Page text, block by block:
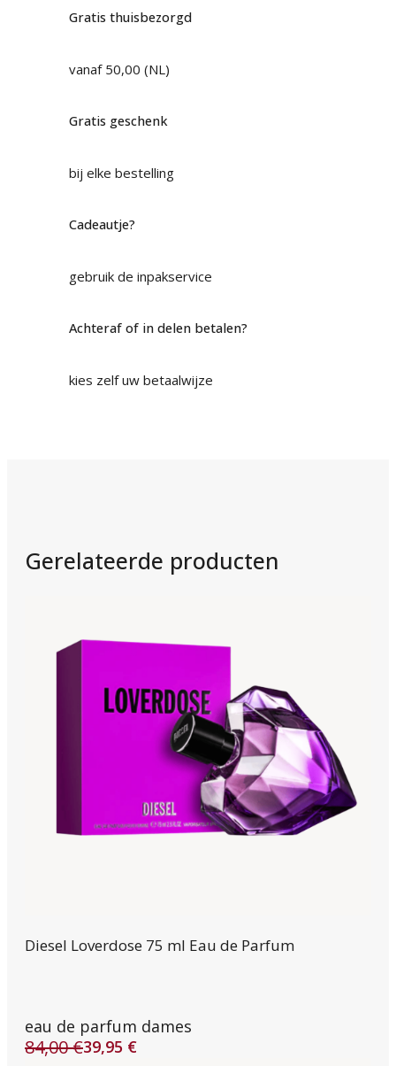
Gratis thuisbezorgd
vanaf 50,00 (NL)
Gratis geschenk
bij elke bestelling
Cadeautje?
gebruik de inpakservice
Achteraf of in delen betalen?
kies zelf uw betaalwijze
Gerelateerde producten
Diesel Loverdose 75 ml Eau de Parfum
eau de parfum dames
84,00€
Oorspronkelijke
39,95 €
Huidige